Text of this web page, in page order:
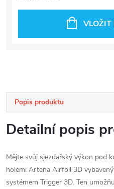
VLOŽIT
Popis produktu
Detailní popis
Mějte svůj sjezdařský výkon pod
holemi Artena Airfoil 3D
systémem Trigger 3D. Ten